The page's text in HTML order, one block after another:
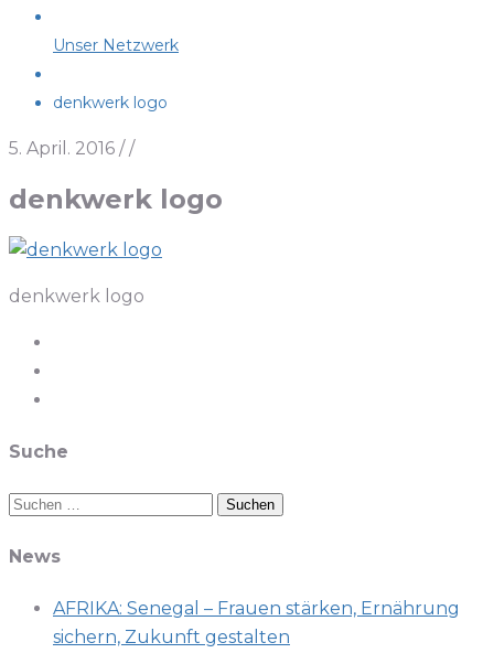
Unser Netzwerk
denkwerk logo
5. April. 2016 / /
denkwerk logo
denkwerk logo
Suche
Suchen
News
AFRIKA: Senegal – Frauen stärken, Ernährung
sichern, Zukunft gestalten